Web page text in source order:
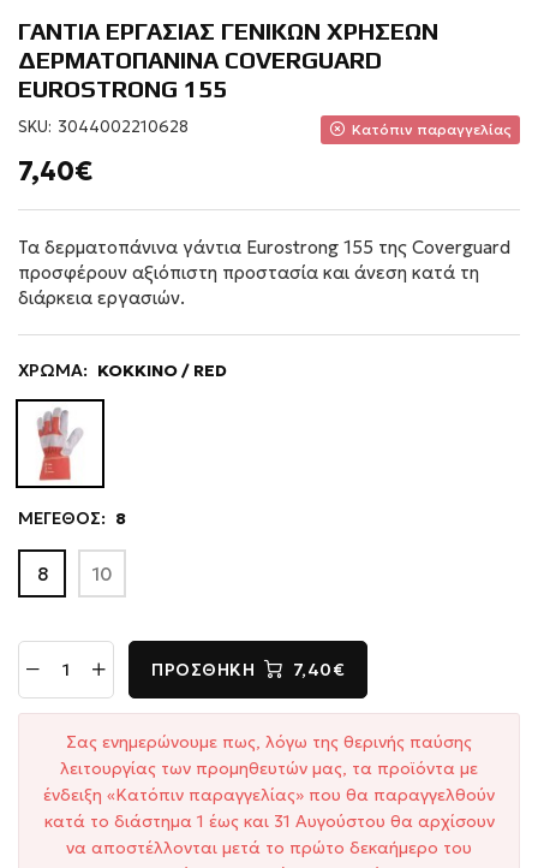
ΓΑΝΤΙΑ ΕΡΓΑΣΙΑΣ ΓΕΝΙΚΩΝ ΧΡΗΣΕΩΝ
ΔΕΡΜΑΤΟΠΑΝΙΝΑ COVERGUARD
EUROSTRONG 155
SKU: 3044002210628 Κατόπιν παραγγελίας
7,40€
Τα δερματοπάνινα γάντια Eurostrong 155 της Coverguard
προσφέρουν αξιόπιστη προστασία και άνεση κατά τη
διάρκεια εργασιών.
ΧΡΩΜΑ: ΚΟΚΚΙΝΟ / RED
ΜΕΓΕΘΟΣ: 8
8 10
ΠΡΟΣΘΉΚΗ 7,40€
Σας ενημερώνουμε πως, λόγω της θερινής παύσης
λειτουργίας των προμηθευτών μας, τα προϊόντα με
ένδειξη «Κατόπιν παραγγελίας» που θα παραγγελθούν
κατά το διάστημα 1 έως και 31 Αυγούστου θα αρχίσουν
να αποστέλλονται μετά το πρώτο δεκαήμερο του